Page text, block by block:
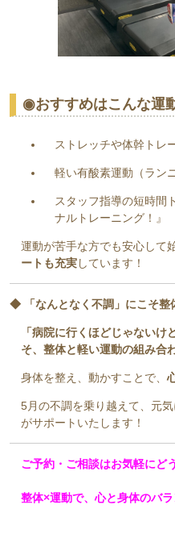
◉おすすめはこんな運
ストレッチや体幹トレ
軽い有酸素運動（ラン
スタッフ指導の短時間
ナルトレーニング！』
運動が苦手な方でも安心して
ートも充実しています！
◆ 「なんとなく不調」にこそ整
「病院に行くほどじゃない
そ、整体と軽い運動の組み合
身体を整え、動かすことで、
5月の不調を乗り越えて、元
がサポートいたします！
ご予約・ご相談はお気軽にどう
整体×運動で、心と身体のバ